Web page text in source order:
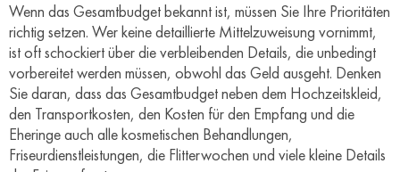
Wenn das Gesamtbudget bekannt ist, müssen Sie Ihre Prioritäten
richtig setzen. Wer keine detaillierte Mittelzuweisung vornimmt,
ist oft schockiert über die verbleibenden Details, die unbedingt
vorbereitet werden müssen, obwohl das Geld ausgeht. Denken
Sie daran, dass das Gesamtbudget neben dem Hochzeitskleid,
den Transportkosten, den Kosten für den Empfang und die
Eheringe auch alle kosmetischen Behandlungen,
Friseurdienstleistungen, die Flitterwochen und viele kleine Details